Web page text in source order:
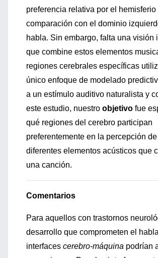
preferencia relativa por el hemisferio
comparación con el dominio
habla. Sin embargo, falta una visión
que combine estos elementos
regiones cerebrales específicas
único enfoque de modelado
a un estímulo auditivo naturalista y
este estudio, nuestro objetivo fue
qué regiones del cerebro participan
preferentemente en la percepción
diferentes elementos acústicos que
una canción.
Comentarios
Para aquellos con trastornos
desarrollo que comprometen el
interfaces cerebro-máquina podrían